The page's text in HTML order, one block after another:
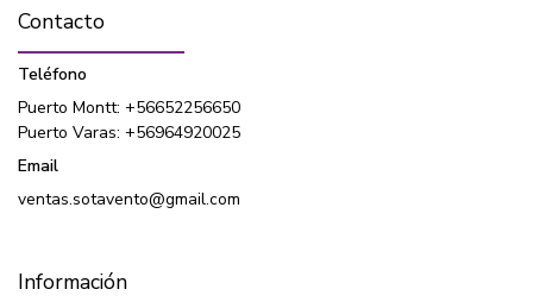
Contacto
Teléfono
Puerto Montt: +56652256650
Puerto Varas: +56964920025
Email
ventas.sotavento@gmail.com
Información